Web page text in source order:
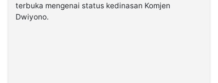
terbuka mengenai status kedinasan Komjen
Dwiyono.